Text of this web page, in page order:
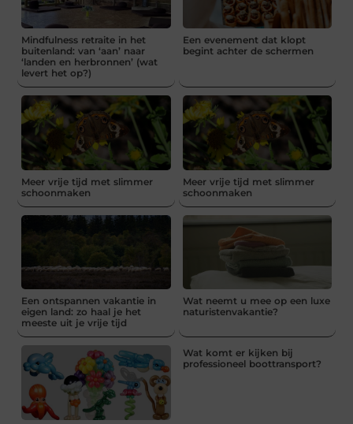
Mindfulness retraite in het
buitenland: van ‘aan’ naar
‘landen en herbronnen’ (wat
levert het op?)
Een evenement dat klopt
begint achter de schermen
Meer vrije tijd met slimmer
schoonmaken
Meer vrije tijd met slimmer
schoonmaken
Een ontspannen vakantie in
eigen land: zo haal je het
meeste uit je vrije tijd
Wat neemt u mee op een luxe
naturistenvakantie?
Wat komt er kijken bij
professioneel boottransport?